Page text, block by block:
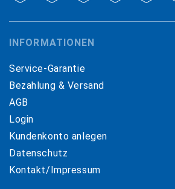
INFORMATIONEN
Service-Garantie
Bezahlung & Versand
AGB
Login
Kundenkonto anlegen
Datenschutz
Kontakt/Impressum